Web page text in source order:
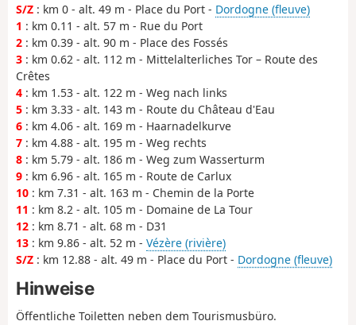
S/Z : km 0 - alt. 49 m - Place du Port - Dordogne (fleuve)
1 : km 0.11 - alt. 57 m - Rue du Port
2 : km 0.39 - alt. 90 m - Place des Fossés
3 : km 0.62 - alt. 112 m - Mittelalterliches Tor – Route des
Crêtes
4 : km 1.53 - alt. 122 m - Weg nach links
5 : km 3.33 - alt. 143 m - Route du Château d'Eau
6 : km 4.06 - alt. 169 m - Haarnadelkurve
7 : km 4.88 - alt. 195 m - Weg rechts
8 : km 5.79 - alt. 186 m - Weg zum Wasserturm
9 : km 6.96 - alt. 165 m - Route de Carlux
10 : km 7.31 - alt. 163 m - Chemin de la Porte
11 : km 8.2 - alt. 105 m - Domaine de La Tour
12 : km 8.71 - alt. 68 m - D31
13 : km 9.86 - alt. 52 m - Vézère (rivière)
S/Z : km 12.88 - alt. 49 m - Place du Port - Dordogne (fleuve)
Hinweise
Öffentliche Toiletten neben dem Tourismusbüro.